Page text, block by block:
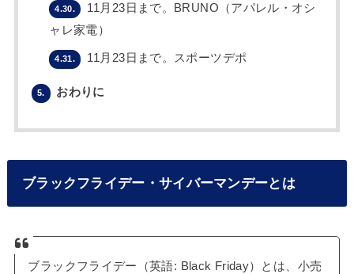
4.30.
11月23日まで。BRUNO（アパレル・オシ
ャレ家電）
4.31. 11月23日まで。スポーツデポ
5. おわりに
ブラックフライデー・サイバーマンデーとは
ブラックフライデー（英語: Black Friday）とは、小売